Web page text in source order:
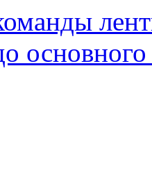
основного